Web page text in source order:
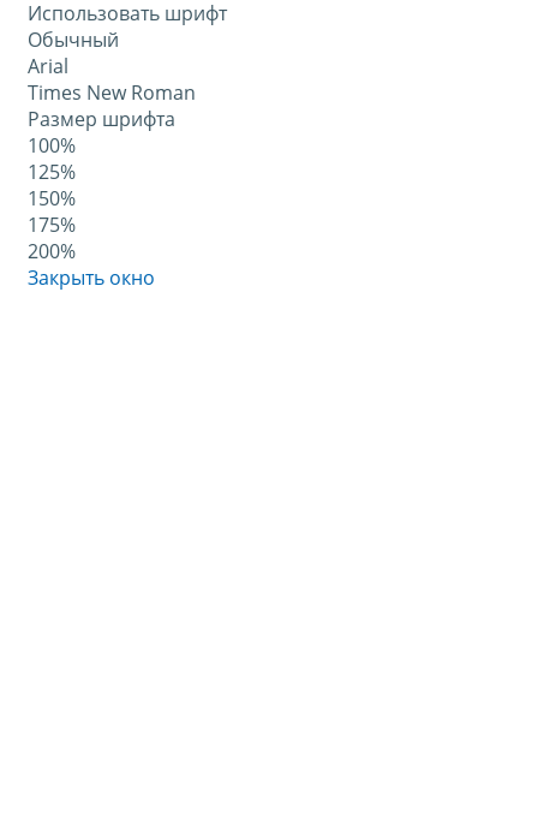
Использовать шрифт
Обычный
Arial
Times New Roman
Размер шрифта
100%
125%
150%
175%
200%
Закрыть окно